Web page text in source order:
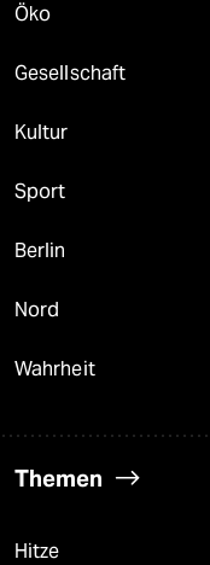
Öko
Gesellschaft
Kultur
Sport
Berlin
Nord
Wahrheit
Themen
Hitze